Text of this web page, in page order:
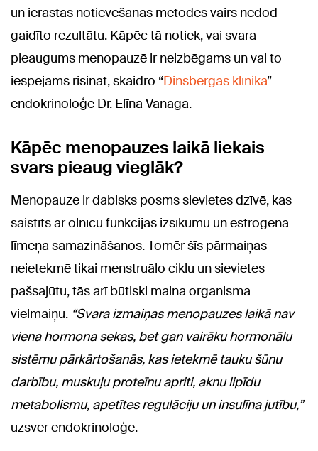
un ierastās notievēšanas metodes vairs nedod
gaidīto rezultātu. Kāpēc tā notiek, vai svara
pieaugums menopauzē ir neizbēgams un vai to
iespējams risināt, skaidro “Dinsbergas klīnika”
endokrinoloģe Dr. Elīna Vanaga.
Kāpēc menopauzes laikā liekais
svars pieaug vieglāk?
Menopauze ir dabisks posms sievietes dzīvē, kas
saistīts ar olnīcu funkcijas izsīkumu un estrogēna
līmeņa samazināšanos. Tomēr šīs pārmaiņas
neietekmē tikai menstruālo ciklu un sievietes
pašsajūtu, tās arī būtiski maina organisma
vielmaiņu. “Svara izmaiņas menopauzes laikā nav
viena hormona sekas, bet gan vairāku hormonālu
sistēmu pārkārtošanās, kas ietekmē tauku šūnu
darbību, muskuļu proteīnu apriti, aknu lipīdu
metabolismu, apetītes regulāciju un insulīna jutību,”
uzsver endokrinoloģe.